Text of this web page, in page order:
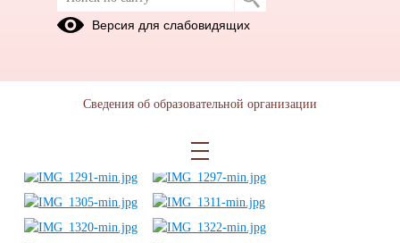
Торжественное вручение
свидетельств об окончании школы
Версия для слабовидящих
Сведения об образовательной организации